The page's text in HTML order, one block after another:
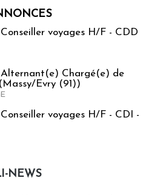
voyages H/F - CDD
Alternant(e) Chargé(e) de
Evry (91))
voyages H/F - CDI -
NEWS